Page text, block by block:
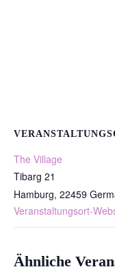
The Village
Tibarg 21
Hamburg, 22459
Veranstaltungsort-
Ähnliche